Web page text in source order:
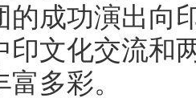
的成功演出向
印文化交流和
多彩。